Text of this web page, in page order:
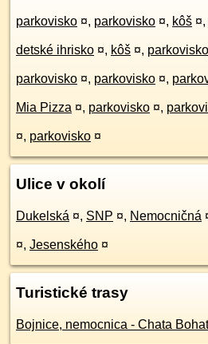
parkovisko ¤, parkovisko ¤, kôš ¤,
detské ihrisko ¤, kôš ¤, parkovisko
parkovisko ¤, parkovisko ¤,
Mia Pizza ¤, parkovisko ¤,
¤, parkovisko ¤
Ulice v okolí
Dukelská ¤, SNP ¤, Nemocničná
¤, Jesenského ¤
Turistické trasy
Bojnice, nemocnica - Chata